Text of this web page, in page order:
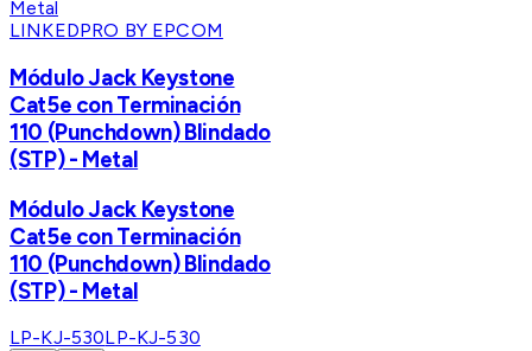
LINKEDPRO BY EPCOM
Módulo Jack Keystone
Cat5e con Terminación
110 (Punchdown) Blindado
(STP) - Metal
Módulo Jack Keystone
Cat5e con Terminación
110 (Punchdown) Blindado
(STP) - Metal
LP-KJ-530LP-KJ-530